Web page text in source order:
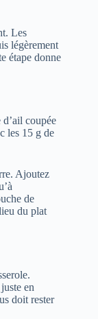
Les
légèrement
étape donne
coupée
les 15 g de
Ajoutez
de
du plat
en
doit rester